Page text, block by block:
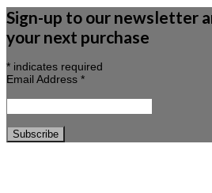
Sign-up to our newsletter
your next purchase
* indicates required
Email Address *